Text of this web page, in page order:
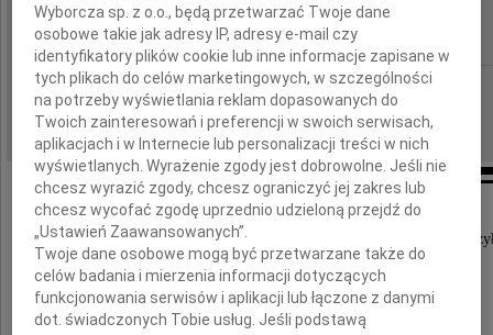
IMIĘ I NAZWISKO: Anna Kurowska
REGION: Warszawa
DATA EMISJI: 09.06.2026
Dzisiaj mija dziesięć lat,
od dnia kiedy swoją wędrówkę na Ziemi
Anna Kurowska
Wyborcza sp. z o.o., będą przetwarzać Twoje dane
osobowe takie jak adresy IP, adresy e-mail czy
identyfikatory plików cookie lub inne informacje zapisane w
tych plikach do celów marketingowych, w szczególności
na potrzeby wyświetlania reklam dopasowanych do
Twoich zainteresowań i preferencji w swoich serwisach,
aplikacjach i w Internecie lub personalizacji treści w nich
wyświetlanych. Wyrażenie zgody jest dobrowolne. Jeśli nie
chcesz wyrazić zgody, chcesz ograniczyć jej zakres lub
chcesz wycofać zgodę uprzednio udzieloną przejdź do
„Ustawień Zaawansowanych”.
Twoje dane osobowe mogą być przetwarzane także do
celów badania i mierzenia informacji dotyczących
funkcjonowania serwisów i aplikacji lub łączone z danymi
dot. świadczonych Tobie usług. Jeśli podstawą